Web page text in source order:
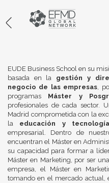
EUDE Business School en su
basada en la gestión y
negocio de las empresas,
programas Máster y
profesionales de cada sector.
Madrid comprometida con la
la educación y tecnología
empresarial. Dentro de
encuentran el Máster en
su capacidad para formar a
Máster en Marketing, por ser
empresa, el Máster en
tomando en el mercado actual,